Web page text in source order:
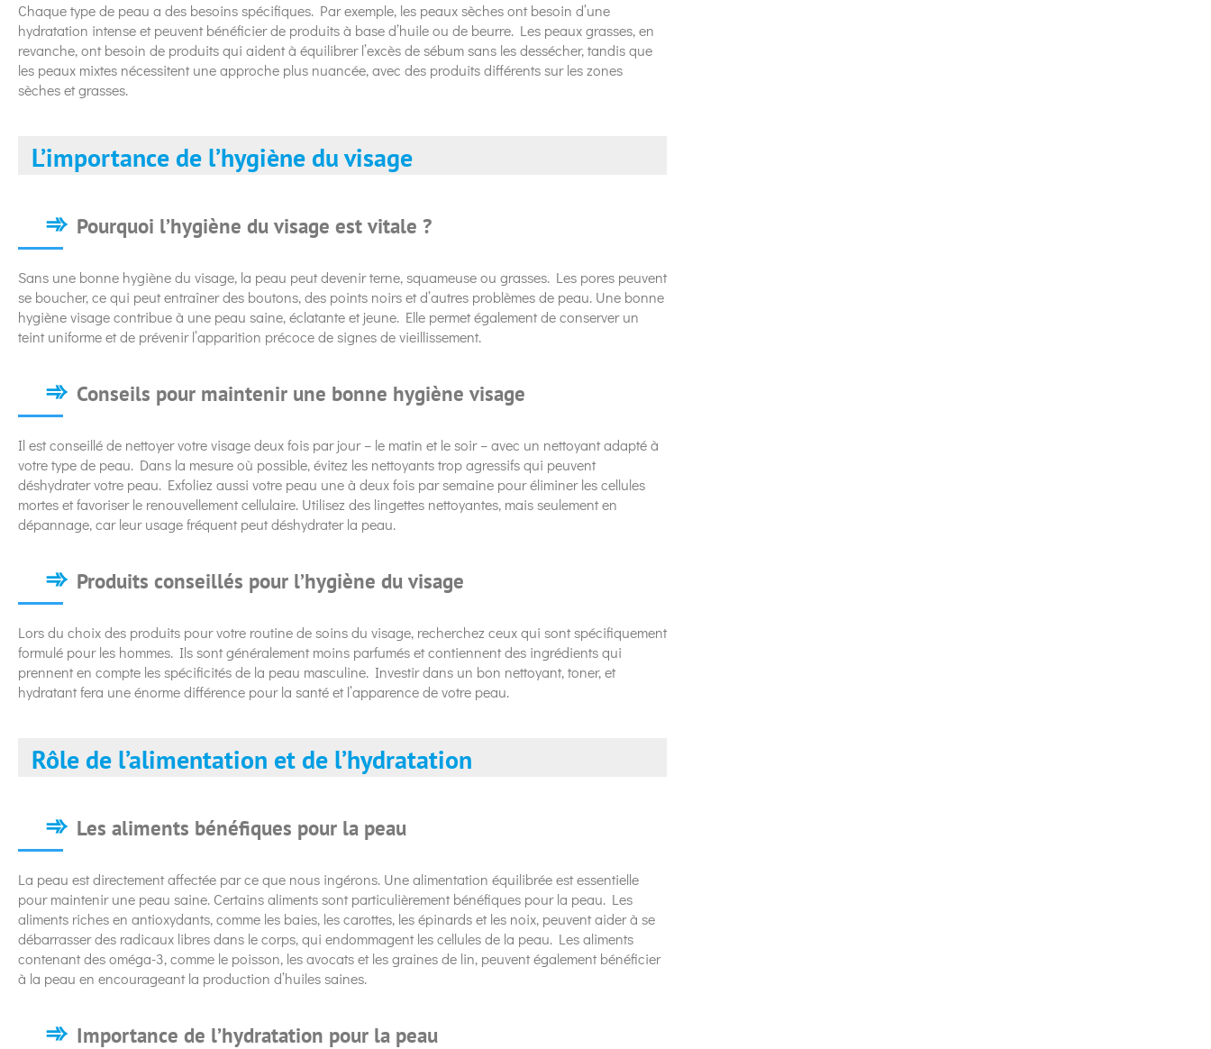
Chaque type de peau a des besoins spécifiques. Par exemple, les peaux sèches ont besoin d’une
hydratation intense et peuvent bénéficier de produits à base d’huile ou de beurre. Les peaux grasses, en
revanche, ont besoin de produits qui aident à équilibrer l’excès de sébum sans les dessécher, tandis que
les peaux mixtes nécessitent une approche plus nuancée, avec des produits différents sur les zones
sèches et grasses.
L’importance de l’hygiène du visage
Pourquoi l’hygiène du visage est vitale ?
Sans une bonne hygiène du visage, la peau peut devenir terne, squameuse ou grasses. Les pores peuvent
se boucher, ce qui peut entraîner des boutons, des points noirs et d’autres problèmes de peau. Une bonne
hygiène visage contribue à une peau saine, éclatante et jeune. Elle permet également de conserver un
teint uniforme et de prévenir l’apparition précoce de signes de vieillissement.
Conseils pour maintenir une bonne hygiène visage
Il est conseillé de nettoyer votre visage deux fois par jour – le matin et le soir – avec un nettoyant adapté à
votre type de peau. Dans la mesure où possible, évitez les nettoyants trop agressifs qui peuvent
déshydrater votre peau. Exfoliez aussi votre peau une à deux fois par semaine pour éliminer les cellules
mortes et favoriser le renouvellement cellulaire. Utilisez des lingettes nettoyantes, mais seulement en
dépannage, car leur usage fréquent peut déshydrater la peau.
Produits conseillés pour l’hygiène du visage
Lors du choix des produits pour votre routine de soins du visage, recherchez ceux qui sont spécifiquement
formulé pour les hommes. Ils sont généralement moins parfumés et contiennent des ingrédients qui
prennent en compte les spécificités de la peau masculine. Investir dans un bon nettoyant, toner, et
hydratant fera une énorme différence pour la santé et l’apparence de votre peau.
Rôle de l’alimentation et de l’hydratation
Les aliments bénéfiques pour la peau
La peau est directement affectée par ce que nous ingérons. Une alimentation équilibrée est essentielle
pour maintenir une peau saine. Certains aliments sont particulièrement bénéfiques pour la peau. Les
aliments riches en antioxydants, comme les baies, les carottes, les épinards et les noix, peuvent aider à se
débarrasser des radicaux libres dans le corps, qui endommagent les cellules de la peau. Les aliments
contenant des oméga-3, comme le poisson, les avocats et les graines de lin, peuvent également bénéficier
à la peau en encourageant la production d’huiles saines.
Importance de l’hydratation pour la peau